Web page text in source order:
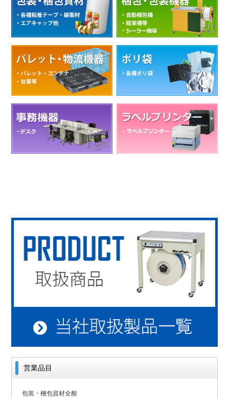
営業品目
包装・梱包資材全般